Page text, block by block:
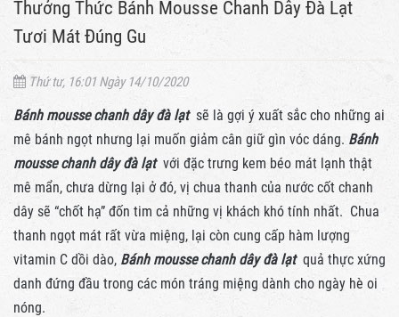
Thưởng Thức Bánh Mousse Chanh Dây Đà Lạt
Tươi Mát Đúng Gu
Thứ tư, 16:01 Ngày 14/10/2020
Bánh mousse chanh dây đà lạt sẽ là gợi ý xuất sắc cho những ai
mê bánh ngọt nhưng lại muốn giảm cân giữ gìn vóc dáng. Bánh
mousse chanh dây đà lạt với đặc trưng kem béo mát lạnh thật
mê mẩn, chưa dừng lại ở đó, vị chua thanh của nước cốt chanh
dây sẽ “chốt hạ” đốn tim cả những vị khách khó tính nhất. Chua
thanh ngọt mát rất vừa miệng, lại còn cung cấp hàm lượng
vitamin C dồi dào, Bánh mousse chanh dây đà lạt quả thực xứng
danh đứng đầu trong các món tráng miệng dành cho ngày hè oi
nóng.